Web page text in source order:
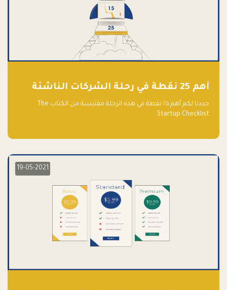
أهم 25 نقطة في رحلة الشركات الناشئة
حددنا لكم أهم ٢٥ نقطة في هذه الرحلة مقتبسة من الكتاب The
Startup Checklist.
19-05-2021